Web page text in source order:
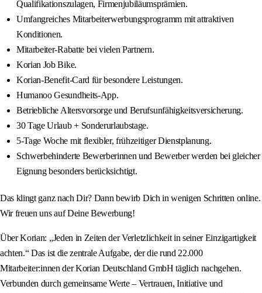
Qualifikationszulagen, Firmenjubiläumsprämien.
Umfangreiches Mitarbeiterwerbungsprogramm mit attraktiven
Konditionen.
Mitarbeiter-Rabatte bei vielen Partnern.
Korian Job Bike.
Korian-Benefit-Card für besondere Leistungen.
Humanoo Gesundheits-App.
Betriebliche Altersvorsorge und Berufsunfähigkeitsversicherung.
30 Tage Urlaub + Sonderurlaubstage.
5-Tage Woche mit flexibler, frühzeitiger Dienstplanung.
Schwerbehinderte Bewerberinnen und Bewerber werden bei gleicher
Eignung besonders berücksichtigt.
Das klingt ganz nach Dir? Dann bewirb Dich in wenigen Schritten online.
Wir freuen uns auf Deine Bewerbung!
Über Korian: „Jeden in Zeiten der Verletzlichkeit in seiner Einzigartigkeit
achten.“ Das ist die zentrale Aufgabe, der die rund 22.000
Mitarbeiter:innen der Korian Deutschland GmbH täglich nachgehen.
Verbunden durch gemeinsame Werte – Vertrauen, Initiative und